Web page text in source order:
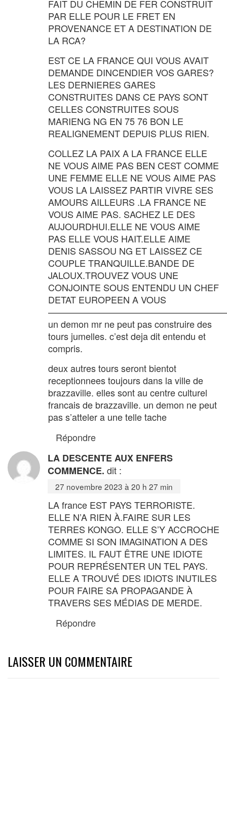
FAIT DU CHEMIN DE FER CONSTRUIT
PAR ELLE POUR LE FRET EN
PROVENANCE ET A DESTINATION DE
LA RCA?
EST CE LA FRANCE QUI VOUS AVAIT
DEMANDE DINCENDIER VOS GARES?
LES DERNIERES GARES
CONSTRUITES DANS CE PAYS SONT
CELLES CONSTRUITES SOUS
MARIENG NG EN 75 76 BON LE
REALIGNEMENT DEPUIS PLUS RIEN.
COLLEZ LA PAIX A LA FRANCE ELLE
NE VOUS AIME PAS BEN CEST COMME
UNE FEMME ELLE NE VOUS AIME PAS
VOUS LA LAISSEZ PARTIR VIVRE SES
AMOURS AILLEURS .LA FRANCE NE
VOUS AIME PAS. SACHEZ LE DES
AUJOURDHUI.ELLE NE VOUS AIME
PAS ELLE VOUS HAIT.ELLE AIME
DENIS SASSOU NG ET LAISSEZ CE
COUPLE TRANQUILLE.BANDE DE
JALOUX.TROUVEZ VOUS UNE
CONJOINTE SOUS ENTENDU UN CHEF
DETAT EUROPEEN A VOUS
un demon mr ne peut pas construire des
tours jumelles. c’est deja dit entendu et
compris.
deux autres tours seront bientot
receptionnees toujours dans la ville de
brazzaville. elles sont au centre culturel
francais de brazzaville. un demon ne peut
pas s’atteler a une telle tache
Répondre
LA DESCENTE AUX ENFERS
COMMENCE. dit :
27 novembre 2023 à 20 h 27 min
LA france EST PAYS TERRORISTE.
ELLE N’A RIEN À.FAIRE SUR LES
TERRES KONGO. ELLE S’Y ACCROCHE
COMME SI SON IMAGINATION A DES
LIMITES. IL FAUT ÊTRE UNE IDIOTE
POUR REPRÉSENTER UN TEL PAYS.
ELLE A TROUVÉ DES IDIOTS INUTILES
POUR FAIRE SA PROPAGANDE À
TRAVERS SES MÉDIAS DE MERDE.
Répondre
LAISSER UN COMMENTAIRE